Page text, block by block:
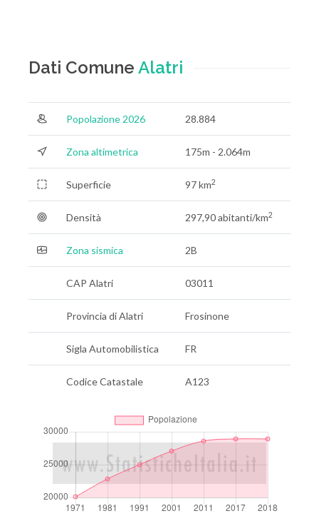
Dati Comune Alatri
Popolazione 2026 28.884
Zona altimetrica 175m - 2.064m
Superficie 97 km2
Densità 297,90 abitanti/km2
Zona sismica 2B
CAP Alatri 03011
Provincia di Alatri Frosinone
Sigla Automobilistica FR
Codice Catastale A123